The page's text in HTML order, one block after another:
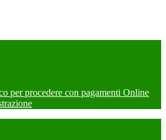
per procedere con pagamenti Online